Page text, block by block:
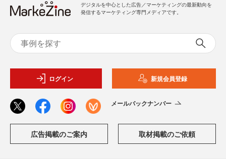
デジタルを中心とした広告／マーケティングの最新動向を
発信するマーケティング専門メディアです。
ログイン 新規会員登録
メールバックナンバー
広告掲載のご案内 取材掲載のご依頼